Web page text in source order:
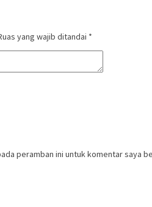
yang wajib ditandai *
peramban ini untuk komentar saya